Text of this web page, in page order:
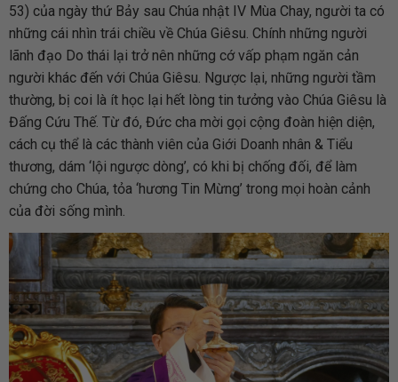
53) của ngày thứ Bảy sau Chúa nhật IV Mùa Chay, người ta có
những cái nhìn trái chiều về Chúa Giêsu. Chính những người
lãnh đạo Do thái lại trở nên những cớ vấp phạm ngăn cản
người khác đến với Chúa Giêsu. Ngược lại, những người tầm
thường, bị coi là ít học lại hết lòng tin tưởng vào Chúa Giêsu là
Đấng Cứu Thế. Từ đó, Đức cha mời gọi cộng đoàn hiện diện,
cách cụ thể là các thành viên của Giới Doanh nhân & Tiểu
thương, dám ‘lội ngược dòng’, có khi bị chống đối, để làm
chứng cho Chúa, tỏa ‘hương Tin Mừng’ trong mọi hoàn cảnh
của đời sống mình.